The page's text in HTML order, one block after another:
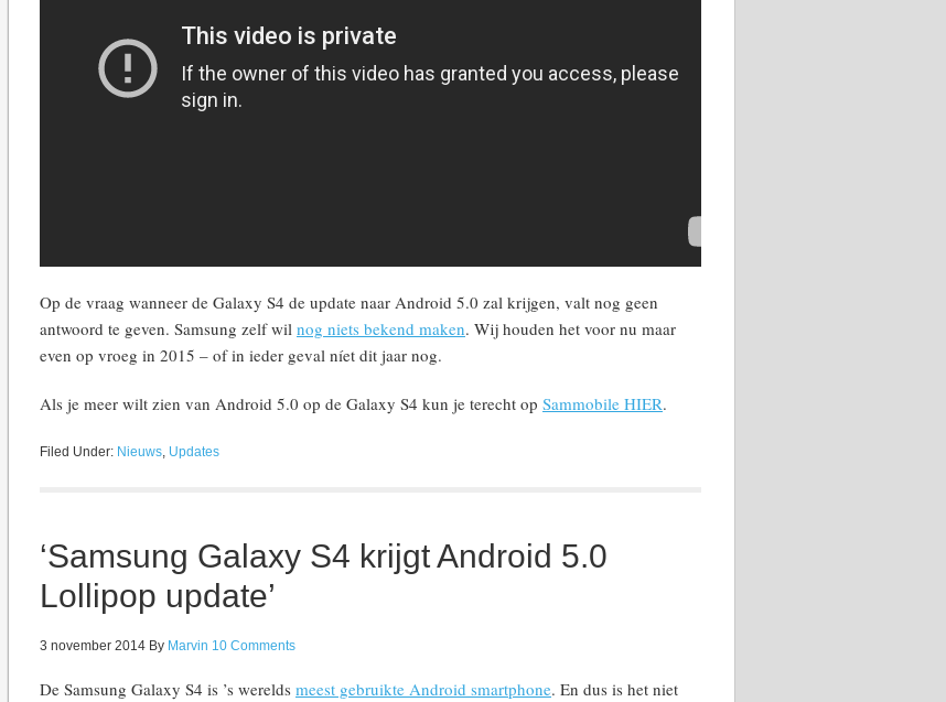
Op de vraag wanneer de Galaxy S4 de update naar Android 5.0 zal krijgen, valt nog geen
antwoord te geven. Samsung zelf wil nog niets bekend maken. Wij houden het voor nu maar
even op vroeg in 2015 – of in ieder geval níet dit jaar nog.
Als je meer wilt zien van Android 5.0 op de Galaxy S4 kun je terecht op Sammobile HIER.
Filed Under: Nieuws Updates
‘Samsung Galaxy S4 krijgt Android 5.0
Lollipop update’
3 november 2014 By Marvin 10 Comments
De Samsung Galaxy S4 is ’s werelds meest gebruikte Android smartphone. En dus is het niet